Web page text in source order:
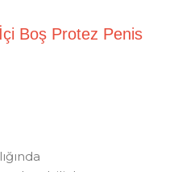
İçi Boş Protez Penis